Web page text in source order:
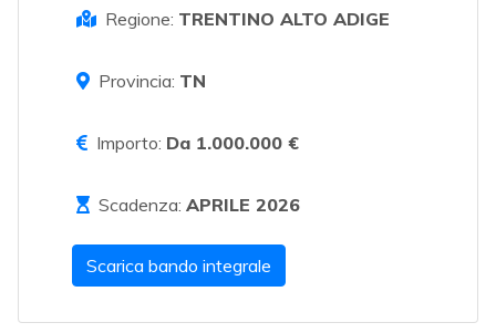
Regione: TRENTINO ALTO ADIGE
Provincia: TN
Importo: Da 1.000.000 €
Scadenza: APRILE 2026
Scarica bando integrale